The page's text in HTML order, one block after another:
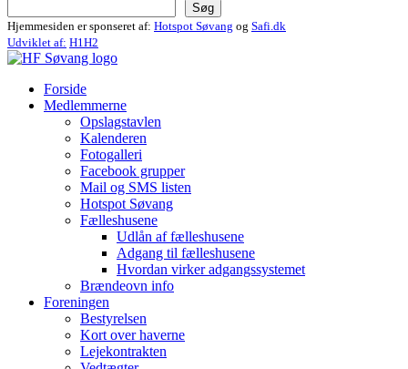
Søg
Hjemmesiden er sponseret af: Hotspot Søvang og Safi.dk
Udviklet af: H1H2
Forside
Medlemmerne
Opslagstavlen
Kalenderen
Fotogalleri
Facebook grupper
Mail og SMS listen
Hotspot Søvang
Fælleshusene
Udlån af fælleshusene
Adgang til fælleshusene
Hvordan virker adgangssystemet
Brændeovn info
Foreningen
Bestyrelsen
Kort over haverne
Lejekontrakten